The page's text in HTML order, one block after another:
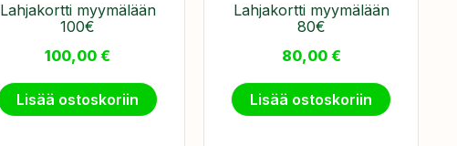
Lahjakortti myymälään
100€
100,00 €
Lisää ostoskoriin
Lahjakortti myymälään
80€
80,00 €
Lisää ostoskoriin